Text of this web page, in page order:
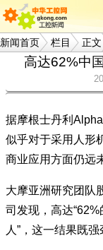
新闻首页 栏目 正文
高达62%中
据摩根士丹利
似乎对于采用人形
商业应用方面仍远
大摩亚洲研究团队
司发现，高达
人”，这一结果既